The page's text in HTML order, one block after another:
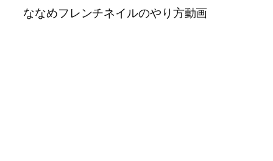
ななめフレンチネイルのやり方動画